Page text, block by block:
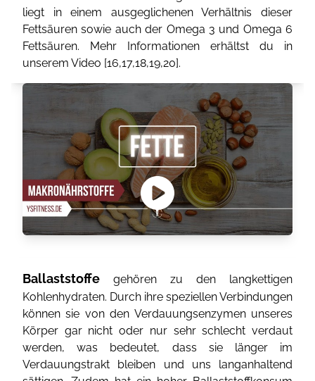
liegt in einem ausgeglichenen Verhältnis dieser
Fettsäuren sowie auch der Omega 3 und Omega 6
Fettsäuren. Mehr Informationen erhältst du in
unserem Video [16,17,18,19,20].
Ballaststoffe gehören zu den langkettigen
Kohlenhydraten. Durch ihre speziellen Verbindungen
können sie von den Verdauungsenzymen unseres
Körper gar nicht oder nur sehr schlecht verdaut
werden, was bedeutet, dass sie länger im
Verdauungstrakt bleiben und uns langanhaltend